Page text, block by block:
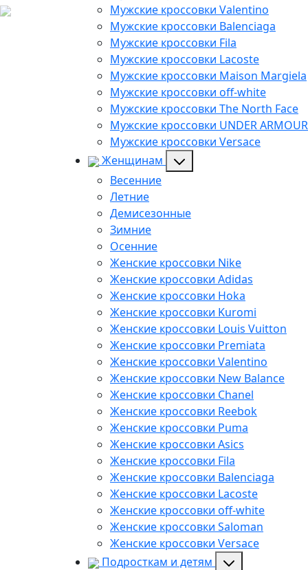
Мужские кроссовки Valentino
Мужские кроссовки Balenciaga
Мужские кроссовки Fila
Мужские кроссовки Lacoste
Мужские кроссовки Maison Margiela
Мужские кроссовки off-white
Мужские кроссовки The North Face
Мужские кроссовки UNDER ARMOUR
Мужские кроссовки Versace
Женщинам
Весенние
Летние
Демисезонные
Зимние
Осенние
Женские кроссовки Nike
Женские кроссовки Adidas
Женские кроссовки Hoka
Женские кроссовки Kuromi
Женские кроссовки Louis Vuitton
Женские кроссовки Premiata
Женские кроссовки Valentino
Женские кроссовки New Balance
Женские кроссовки Chanel
Женские кроссовки Reebok
Женские кроссовки Puma
Женские кроссовки Asics
Женские кроссовки Fila
Женские кроссовки Balenciaga
Женские кроссовки Lacoste
Женские кроссовки off-white
Женские кроссовки Saloman
Женские кроссовки Versace
Подросткам и детям